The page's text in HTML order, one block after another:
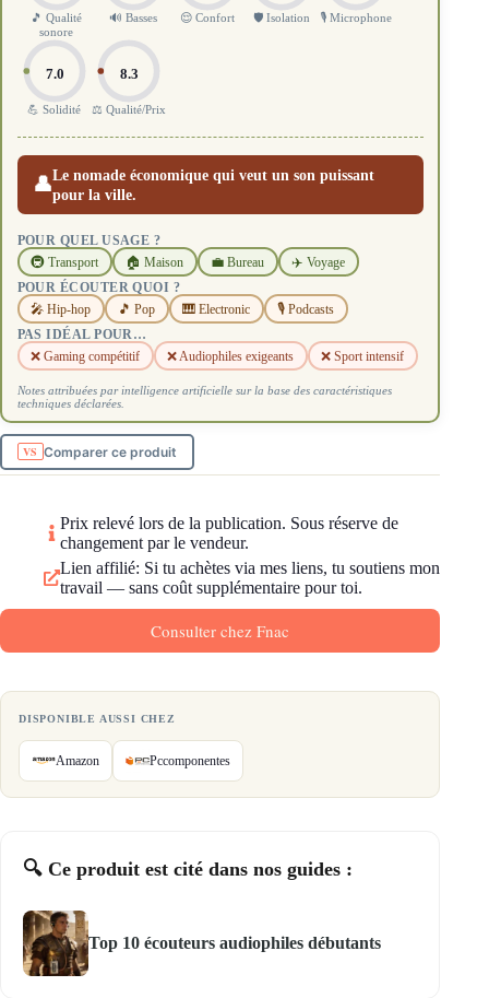
🎵 Qualité
sonore
🔊 Basses 😌 Confort 🛡️ Isolation 🎙️ Microphone
7.0
💪 Solidité
8.3
⚖️ Qualité/Prix
👤Le nomade économique qui veut un son puissant
pour la ville.
POUR QUEL USAGE ?
🚇 Transport 🏠 Maison 💼 Bureau ✈️ Voyage
POUR ÉCOUTER QUOI ?
🎤 Hip-hop 🎵 Pop 🎹 Electronic 🎙️ Podcasts
PAS IDÉAL POUR…
❌ Gaming compétitif ❌ Audiophiles exigeants ❌ Sport intensif
Notes attribuées par intelligence artificielle sur la base des caractéristiques
techniques déclarées.
Comparer ce produit
Prix relevé lors de la publication. Sous réserve de
changement par le vendeur.
Lien affilié: Si tu achètes via mes liens, tu soutiens mon
travail — sans coût supplémentaire pour toi.
Consulter chez Fnac
DISPONIBLE AUSSI CHEZ
Amazon Pccomponentes
🔍 Ce produit est cité dans nos guides :
Top 10 écouteurs audiophiles débutants